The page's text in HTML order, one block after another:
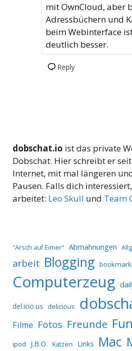
mit OwnCloud, aber
Adressbüchern und
beim Webinterface
deutlich besser.
Reply
dobschat.io ist das private
Dobschat. Hier schreibt er
Internet, mit mal längeren
Pausen. Falls dich
arbeitet: Leo Skull und Team
"Arsch auf Eimer" Abmahnungen
arbeit Blogging
Computerzeug
del.icio.us delicious
Filme Fotos Freunde Fun
ipod J.B.O. Katzen Links Mac